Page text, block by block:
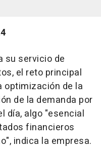
su servicio de
el reto principal
optimización de la
de la demanda por
día, algo "esencial
financieros
indica la empresa.